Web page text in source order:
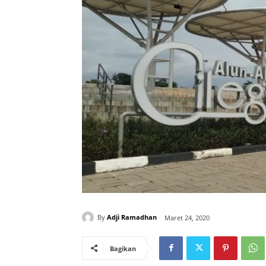
By Adji Ramadhan Maret 24, 2020
Bagikan